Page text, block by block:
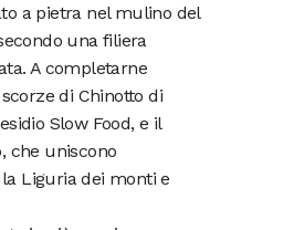
a pietra nel mulino del
una filiera
A completarne
di Chinotto di
Slow Food, e il
che uniscono
Liguria dei monti e